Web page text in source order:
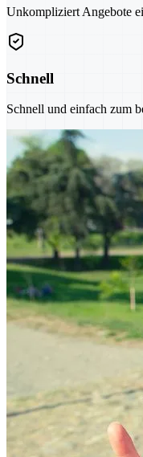
Unkompliziert Angebote
Schnell
Schnell und einfach zum